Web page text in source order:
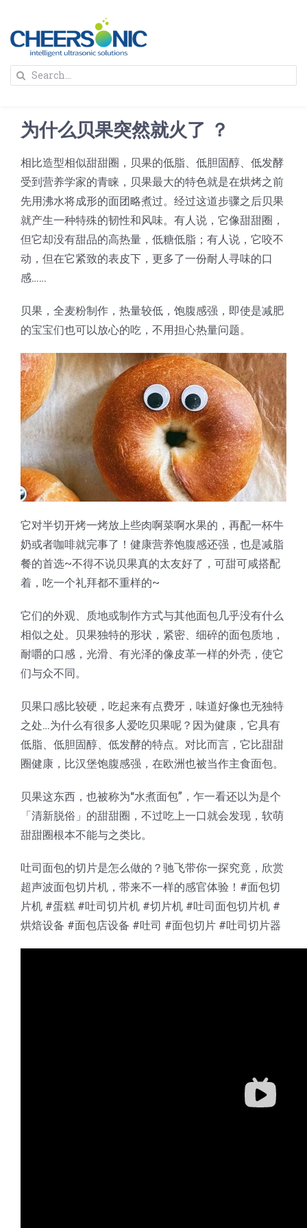
content
解决方案
蛋糕切割机
圆蛋糕切割机
蛋糕切片机
三角蛋糕切割机
奶酪切片
块状奶酪切片
条状奶酪切片
挤出奶酪切片
三明治/披萨/寿司切割
披萨切割机
三明治切割机
寿司切割机
面团
常温面团切割
冷冻面团切割
糕点/糖果
牛轧糖切割
阿胶糕切片
谷物棒切割
宠物食品
超声波设备
公司新闻
关于我们
人才招聘
联系我们
Search
为什么贝果突然就火了 ？
相比造型相似甜甜圈，贝果的低脂、低胆固醇、低发酵
受到营养学家的青睐，贝果最大的特色就是在烘烤之前
先用沸水将成形的面团略煮过。经过这道步骤之后贝果
就产生一种特殊的韧性和风味。有人说，它像甜甜圈，
但它却没有甜品的高热量，低糖低脂；有人说，它咬不
动，但在它紧致的表皮下，更多了一份耐人寻味的口
感……
贝果，全麦粉制作，热量较低，饱腹感强，即使是减肥
的宝宝们也可以放心的吃，不用担心热量问题。
它对半切开烤一烤放上些肉啊菜啊水果的，再配一杯牛
奶或者咖啡就完事了！健康营养饱腹感还强，也是减脂
餐的首选~不得不说贝果真的太友好了，可甜可咸搭配
着，吃一个礼拜都不重样的~
它们的外观、质地或制作方式与其他面包几乎没有什么
相似之处。贝果独特的形状，紧密、细碎的面包质地，
耐嚼的口感，光滑、有光泽的像皮革一样的外壳，使它
们与众不同。
贝果口感比较硬，吃起来有点费牙，味道好像也无独特
之处…为什么有很多人爱吃贝果呢？因为健康，它具有
低脂、低胆固醇、低发酵的特点。对比而言，它比甜甜
圈健康，比汉堡饱腹感强，在欧洲也被当作主食面包。
贝果这东西，也被称为“水煮面包”，乍一看还以为是个
「清新脱俗」的甜甜圈，不过吃上一口就会发现，软萌
甜甜圈根本不能与之类比。
吐司面包的切片是怎么做的？驰飞带你一探究竟，欣赏
超声波面包切片机，带来不一样的感官体验！#面包切
片机 #蛋糕 #吐司切片机 #切片机 #吐司面包切片机 #
烘焙设备 #面包店设备 #吐司 #面包切片 #吐司切片器